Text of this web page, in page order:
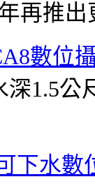
再推出
數位
深1.5
下水數